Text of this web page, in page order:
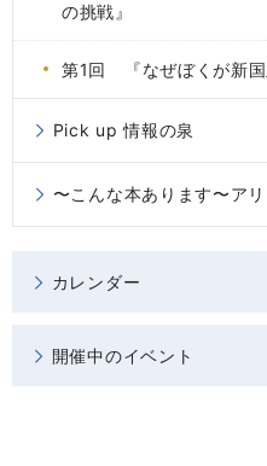
の挑戦』
第1回 『なぜぼくが新国
Pick up 情報の泉
〜こんな本あります〜ア
カレンダー
開催中のイベント